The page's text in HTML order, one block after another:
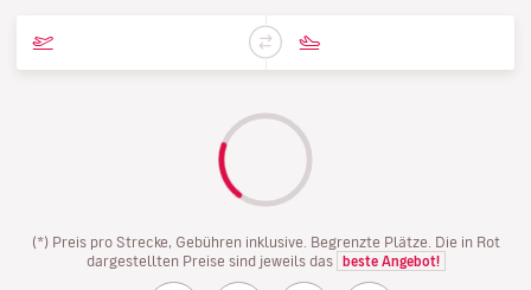
(*) Preis pro Strecke, Gebühren inklusive. Begrenzte Plätze. Die in Rot
dargestellten Preise sind jeweils das
beste Angebot!